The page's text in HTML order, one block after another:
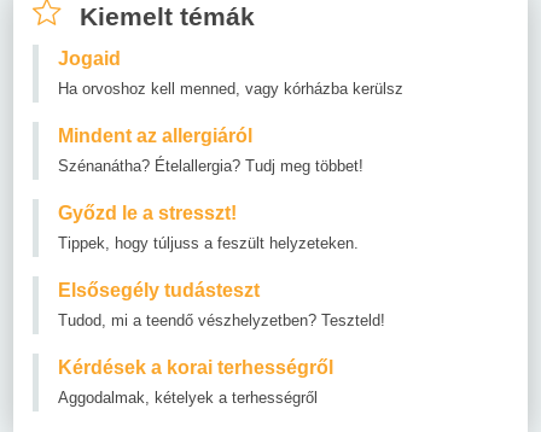
Kiemelt témák
Jogaid
Ha orvoshoz kell menned, vagy kórházba kerülsz
Mindent az allergiáról
Szénanátha? Ételallergia? Tudj meg többet!
Győzd le a stresszt!
Tippek, hogy túljuss a feszült helyzeteken.
Elsősegély tudásteszt
Tudod, mi a teendő vészhelyzetben? Teszteld!
Kérdések a korai terhességről
Aggodalmak, kételyek a terhességről